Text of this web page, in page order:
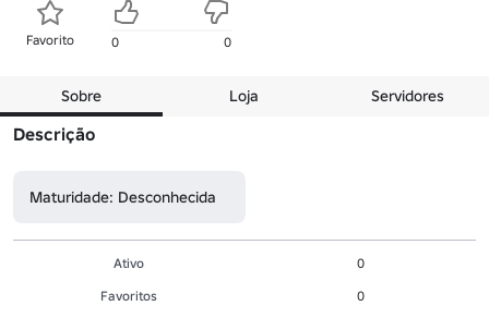
Favorito 0 0
Sobre Loja Servidores
Descrição
Maturidade: Desconhecida
Ativo
0
Favoritos
0